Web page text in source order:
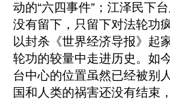
动的“六四事件”；江泽民下
没有留下，只留下对法轮功
以封杀《世界经济导报》起
轮功的较量中走进历史。如
台中心的位置虽然已经被别
国和人类的祸害还没有结束